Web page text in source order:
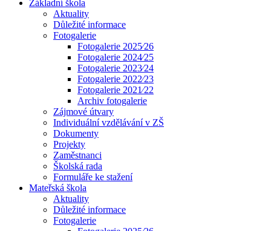
Základní škola
Aktuality
Důležité informace
Fotogalerie
Fotogalerie 2025⁄26
Fotogalerie 2024⁄25
Fotogalerie 2023⁄24
Fotogalerie 2022⁄23
Fotogalerie 2021⁄22
Archiv fotogalerie
Zájmové útvary
Individuální vzdělávání v ZŠ
Dokumenty
Projekty
Zaměstnanci
Školská rada
Formuláře ke stažení
Mateřská škola
Aktuality
Důležité informace
Fotogalerie